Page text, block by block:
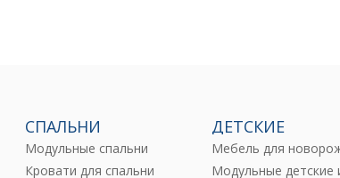
СПАЛЬНИ
Модульные спальни
Кровати для спальни
ДЕТСКИЕ